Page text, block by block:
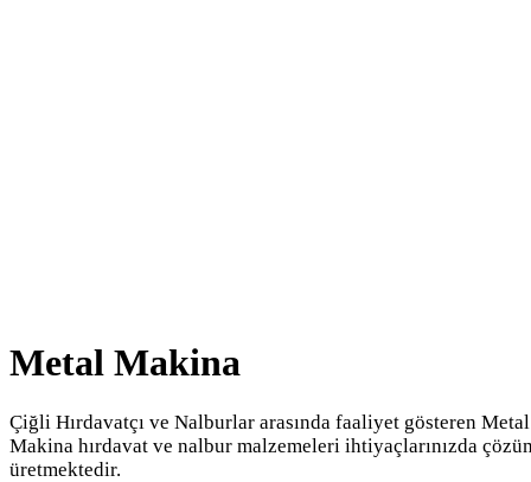
Metal Makina
Çiğli Hırdavatçı ve Nalburlar arasında faaliyet gösteren Metal
Makina hırdavat ve nalbur malzemeleri ihtiyaçlarınızda
üretmektedir.